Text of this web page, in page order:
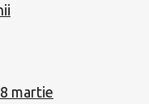
martie